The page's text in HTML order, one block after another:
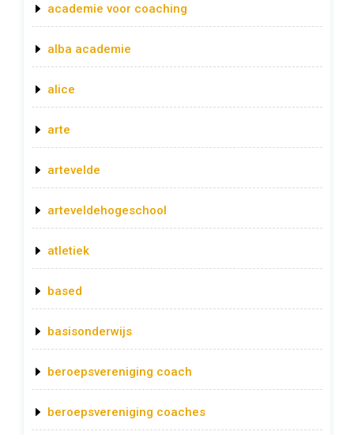
academie voor coaching
alba academie
alice
arte
artevelde
arteveldehogeschool
atletiek
based
basisonderwijs
beroepsvereniging coach
beroepsvereniging coaches